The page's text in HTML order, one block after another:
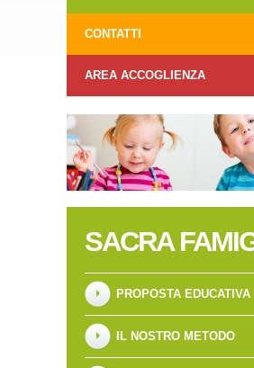
CONTATTI
AREA ACCOGLIENZA
SACRA
PROPOSTA EDUCATIVA
IL NOSTRO METODO